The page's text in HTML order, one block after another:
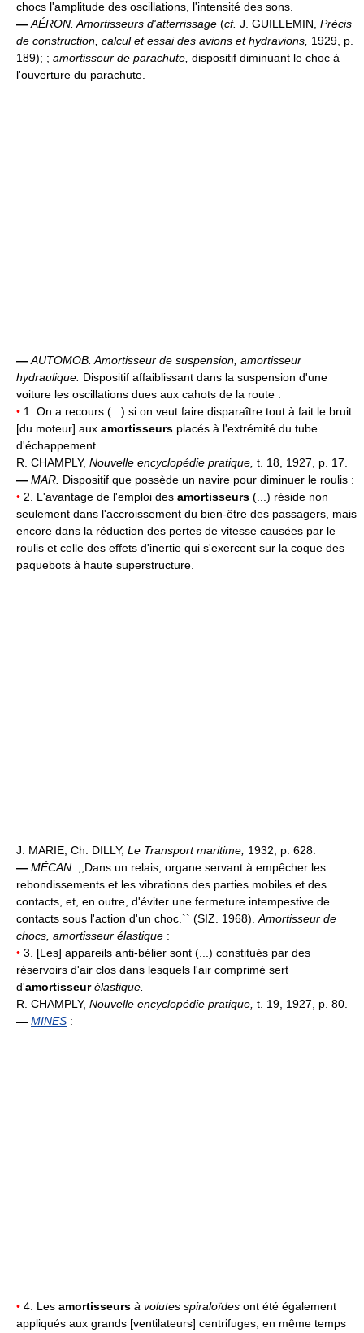
chocs l'amplitude des oscillations, l'intensité des sons.
— AÉRON. Amortisseurs d'atterrissage (cf. J. GUILLEMIN, Précis
de construction, calcul et essai des avions et hydravions, 1929, p.
189); ; amortisseur de parachute, dispositif diminuant le choc à
l'ouverture du parachute.
— AUTOMOB. Amortisseur de suspension, amortisseur
hydraulique. Dispositif affaiblissant dans la suspension d'une
voiture les oscillations dues aux cahots de la route :
• 1. On a recours (...) si on veut faire disparaître tout à fait le bruit
[du moteur] aux amortisseurs placés à l'extrémité du tube
d'échappement.
R. CHAMPLY, Nouvelle encyclopédie pratique, t. 18, 1927, p. 17.
— MAR. Dispositif que possède un navire pour diminuer le roulis :
• 2. L'avantage de l'emploi des amortisseurs (...) réside non
seulement dans l'accroissement du bien-être des passagers, mais
encore dans la réduction des pertes de vitesse causées par le
roulis et celle des effets d'inertie qui s'exercent sur la coque des
paquebots à haute superstructure.
J. MARIE, Ch. DILLY, Le Transport maritime, 1932, p. 628.
— MÉCAN.
,,Dans un relais, organe servant à empêcher les
rebondissements et les vibrations des parties mobiles et des
contacts, et, en outre, d'éviter une fermeture intempestive de
contacts sous l'action d'un choc.`` (SIZ. 1968). Amortisseur de
chocs, amortisseur élastique :
• 3. [Les] appareils anti-bélier sont (...) constitués par des
réservoirs d'air clos dans lesquels l'air comprimé sert
d'amortisseurélastique.
R. CHAMPLY, Nouvelle encyclopédie pratique, t. 19, 1927, p. 80.
— MINES :
• 4. Les amortisseurs à volutes spiraloïdes ont été également
appliqués aux grands [ventilateurs] centrifuges, en même temps